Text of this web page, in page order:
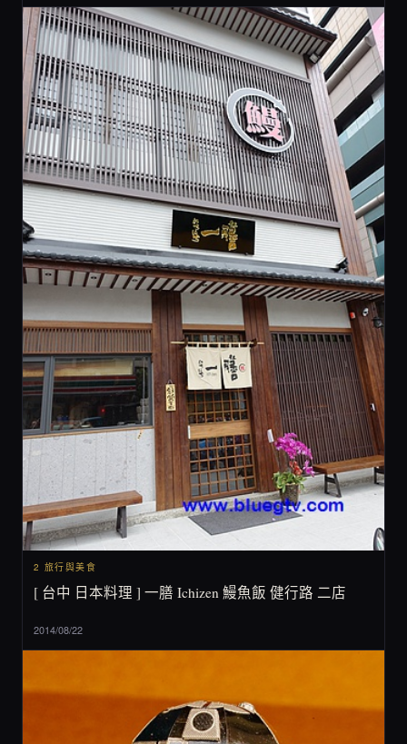
2 旅行與美食
[ 台中 日本料理 ] 一膳 Ichizen 鰻魚飯 健行路 二店
2014/08/22